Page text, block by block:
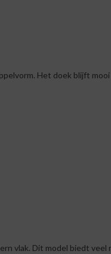
Het doek blijft
vlak. Dit model biedt